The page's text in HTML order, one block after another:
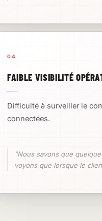
04
FAIBLE VISIBILITÉ
Difficulté à surveiller le
connectées.
"Nous savons que
voyons que lorsque le